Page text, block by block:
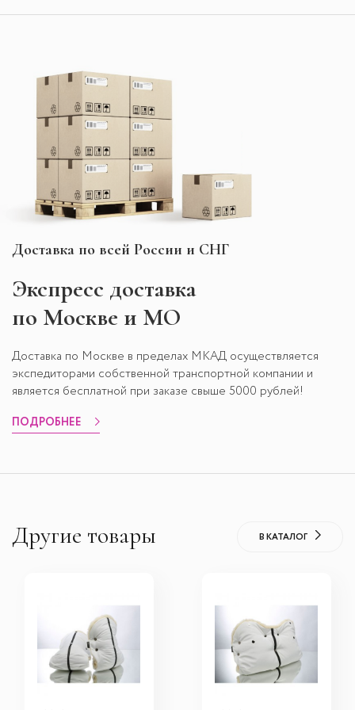
Доставка по всей России и СНГ
Экспресс доставка
по Москве и МО
Доставка по Москве в пределах МКАД осуществляется
экспедиторами собственной транспортной компании и
является бесплатной при заказе свыше 5000 рублей!
ПОДРОБНЕЕ
Другие товары В КАТАЛОГ